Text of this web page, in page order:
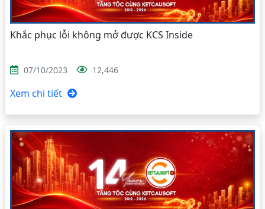
Khắc phục lỗi không mở được KCS Inside
07/10/2023 12,446
Xem chi tiết